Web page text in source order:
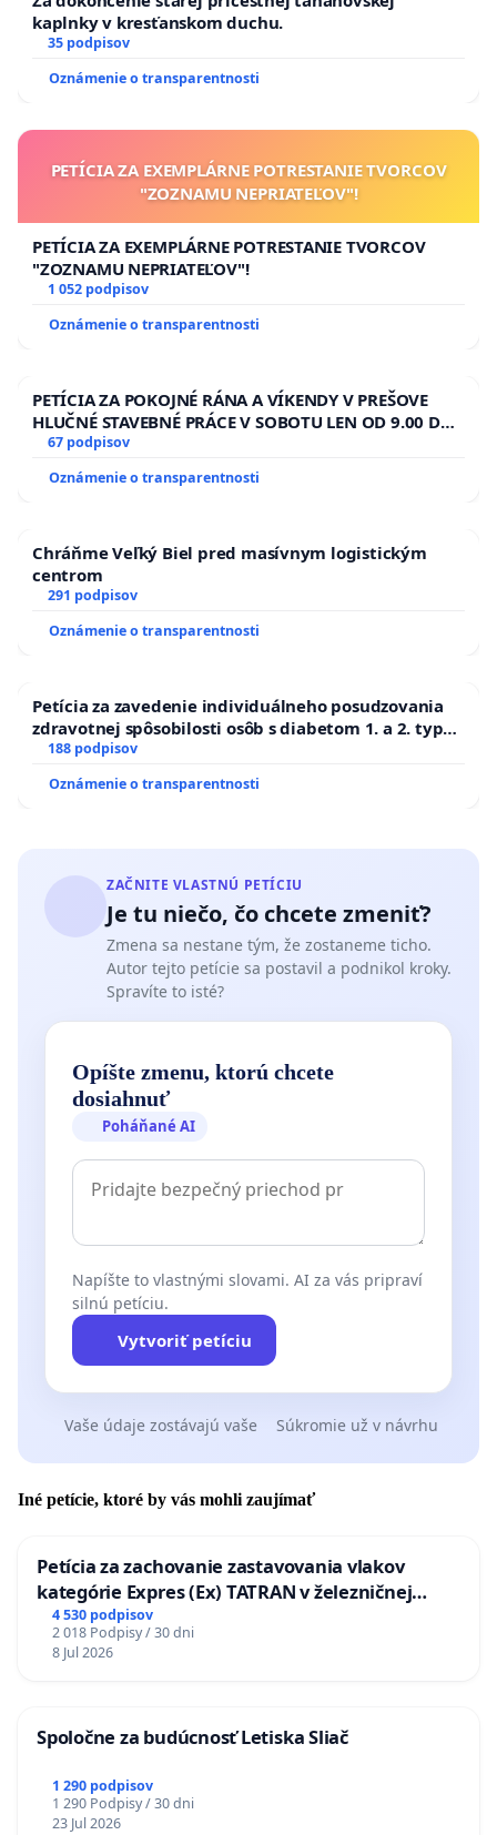
kaplnky v kresťanskom duchu.
35 podpisov
Oznámenie o transparentnosti
PETÍCIA ZA EXEMPLÁRNE POTRESTANIE TVORCOV
"ZOZNAMU NEPRIATEĽOV"!
PETÍCIA ZA EXEMPLÁRNE POTRESTANIE TVORCOV
"ZOZNAMU NEPRIATEĽOV"!
1 052 podpisov
Oznámenie o transparentnosti
PETÍCIA ZA POKOJNÉ RÁNA A VÍKENDY V PREŠOVE
HLUČNÉ STAVEBNÉ PRÁCE V SOBOTU LEN OD 9.00 DO
13.00 HOD., CEZ PRACOVNÝ TÝŽDEŇ CIEĽ 8.00 – 18.00
ĎUMBIERSKEJ/MAGU
67 podpisov
Oznámenie o transparentnosti
Chráňme Veľký Biel pred masívnym logistickým
centrom
291 podpisov
Oznámenie o transparentnosti
Petícia za zavedenie individuálneho posudzovania
zdravotnej spôsobilosti osôb s diabetom 1. a 2. typu
pri prijímaní do Policajného zboru SR
188 podpisov
Oznámenie o transparentnosti
ZAČNITE VLASTNÚ PETÍCIU
Je tu niečo, čo chcete zmeniť?
Zmena sa nestane tým, že zostaneme ticho.
Autor tejto petície sa postavil a podnikol kroky.
Spravíte to isté?
Opíšte zmenu, ktorú chcete
dosiahnuť
Poháňané AI
Napíšte to vlastnými slovami. AI za vás pripraví
silnú petíciu.
Vytvoriť petíciu
Vaše údaje zostávajú vaše Súkromie už v návrhu
Iné petície, ktoré by vás mohli zaujímať
Petícia za zachovanie zastavovania vlakov
kategórie Expres (Ex) TATRAN v železničnej
stanici Púchov
4 530 podpisov
2 018 Podpisy / 30 dni
8 Jul 2026
Spoločne za budúcnosť Letiska Sliač
1 290 podpisov
1 290 Podpisy / 30 dni
23 Jul 2026